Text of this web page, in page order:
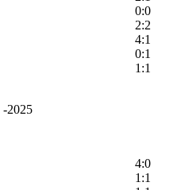
0:0
2:2
4:1
0:1
1:1
-2025
4:0
1:1